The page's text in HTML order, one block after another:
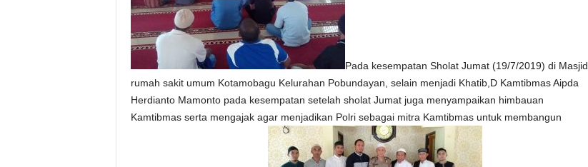
Pada kesempatan Sholat Jumat (19/7/2019) di Masjid
rumah sakit umum Kotamobagu Kelurahan Pobundayan, selain menjadi Khatib,D Kamtibmas Aipda
Herdianto Mamonto pada kesempatan setelah sholat Jumat juga menyampaikan himbauan
Kamtibmas serta mengajak agar menjadikan Polri sebagai mitra Kamtibmas untuk membangun